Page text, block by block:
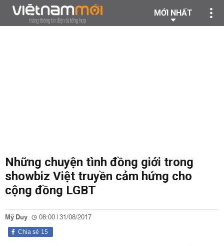
MỚI NHẤT
Những chuyện tình đồng giới trong
showbiz Việt truyền cảm hứng cho
cộng đồng LGBT
Mỹ Duy 08:00 | 31/08/2017
15
Chia sẻ